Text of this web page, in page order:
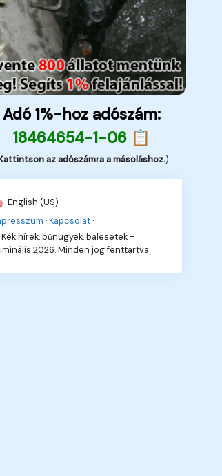
Adó 1%-hoz adószám:
18464654-1-06 📋
az adószámra a másoláshoz.)
English (US)
·Kapcsolat ·
hírek, bűnügyek, balesetek -
2026. Minden jog fenttartva